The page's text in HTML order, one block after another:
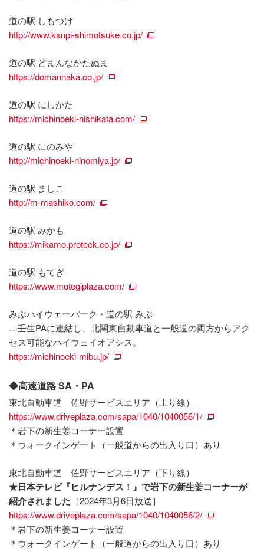
道の駅 しもつけ
http://www.kanpi-shimotsuke.co.jp/
道の駅 どまんなかたぬま
https://domannaka.co.jp/
道の駅 にしかた
https://michinoeki-nishikata.com/
道の駅 にのみや
http://michinoeki-ninomiya.jp/
道の駅 ましこ
http://m-mashiko.com/
道の駅 みかも
https://mikamo.proteck.co.jp/
道の駅 もてぎ
https://www.motegiplaza.com/
みぶハイウェーパーク・道の駅 みぶ
…壬生PAに連結し、北関東自動車道と一般道の両方からアク
セス可能なハイウェイオアシス。
https://michinoeki-mibu.jp/
◆高速道路 SA・PA
東北自動車道 佐野サービスエリア（上り線）
https://www.driveplaza.com/sapa/1040/1040056/1/
＊岩下の新生姜コーナー設置
＊ウォークインゲート（一般道からの出入り口）あり
東北自動車道 佐野サービスエリア（下り線）
★日本テレビ『ヒルナンデス！』で岩下の新生姜コーナーが
紹介されました ［2024年3月6日放送］
https://www.driveplaza.com/sapa/1040/1040056/2/
＊岩下の新生姜コーナー設置
＊ウォークインゲート（一般道からの出入り口）あり